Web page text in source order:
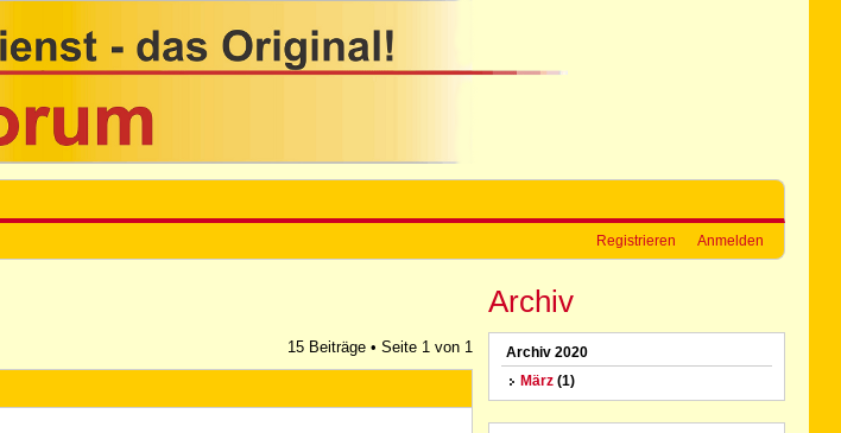
Registrieren Anmelden
Archiv
Archiv 2020
März(1)
15 Beiträge • Seite 1 von 1